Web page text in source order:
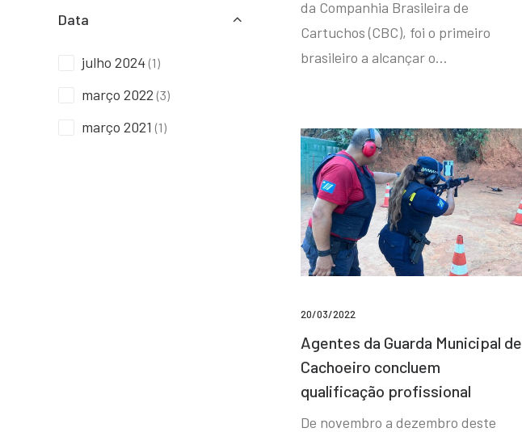
Data
julho 2024 (1)
março 2022 (3)
março 2021 (1)
da Companhia Brasileira de
Cartuchos (CBC), foi o primeiro
brasileiro a alcançar o…
20/03/2022
Agentes da Guarda Municipal de
Cachoeiro concluem
qualificação profissional
De novembro a dezembro deste